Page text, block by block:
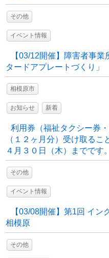
その他
イベント情報
【03/12開催】障害者事
タードアプレートづくり」
相模原市
お知らせ 新着
利用券（福祉タクシー券
（１２ヶ月分）受け取る
４月３０日（木）までです。
その他
イベント情報
【03/08開催】第1回 イン
相模原
その他